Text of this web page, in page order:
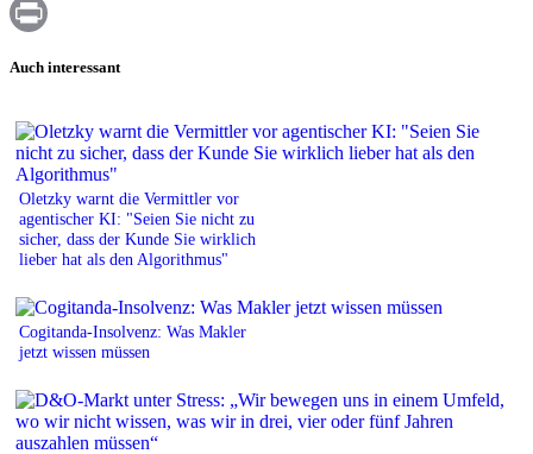
WhatsApp
Auch interessant
Oletzky warnt die Vermittler vor
agentischer KI: "Seien Sie nicht zu
sicher, dass der Kunde Sie wirklich
lieber hat als den Algorithmus"
Cogitanda-Insolvenz: Was Makler
jetzt wissen müssen